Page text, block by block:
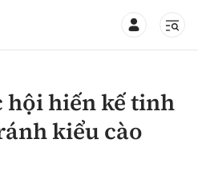
hội hiến kế tinh
kiểu cào